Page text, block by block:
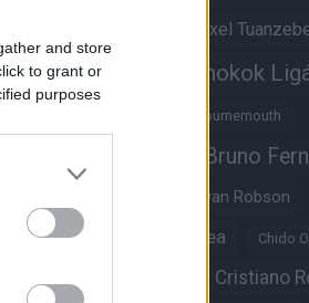
and store
to grant or
purposes
Axel
Ayden Heaven Bajnokok
Bournemouth
Bruno
Bryan Robson
Casemiro Chelsea Chido
Cristiano